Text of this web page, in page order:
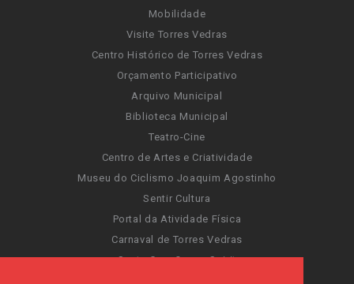
Mobilidade
Visite Torres Vedras
Centro Histórico de Torres Vedras
Orçamento Participativo
Arquivo Municipal
Biblioteca Municipal
Teatro-Cine
Centro de Artes e Criatividade
Museu do Ciclismo Joaquim Agostinho
Sentir Cultura
Portal da Atividade Física
Carnaval de Torres Vedras
Santa Cruz Ocean Spirit